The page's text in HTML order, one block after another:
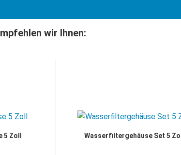
wir Ihnen:
Zoll Wasserfiltergehäuse Set 5 Zoll